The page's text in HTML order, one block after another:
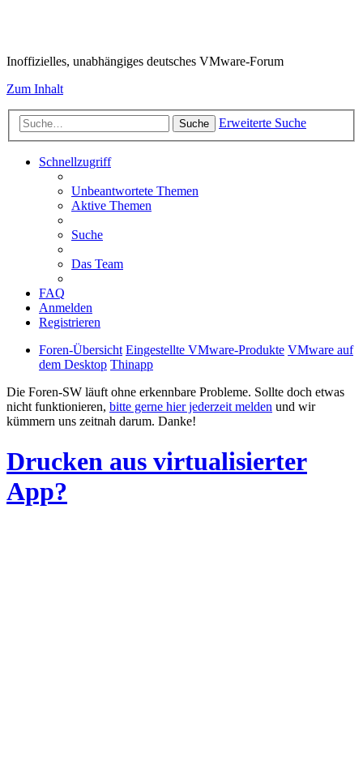
Inoffizielles, unabhängiges deutsches VMware-Forum
Zum Inhalt
Suche Erweiterte Suche
Schnellzugriff
Unbeantwortete Themen
Aktive Themen
Suche
Das Team
FAQ
Anmelden
Registrieren
Foren-Übersicht Eingestellte VMware-Produkte VMware auf
dem Desktop Thinapp
Die Foren-SW läuft ohne erkennbare Probleme. Sollte doch etwas
nicht funktionieren, bitte gerne hier jederzeit melden und wir
kümmern uns zeitnah darum. Danke!
Drucken aus virtualisierter
App?